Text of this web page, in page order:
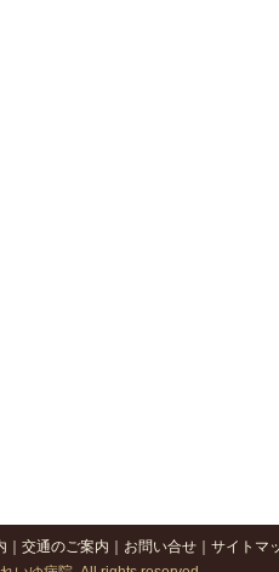
交通のご案内 お問い合せ
サイトマ